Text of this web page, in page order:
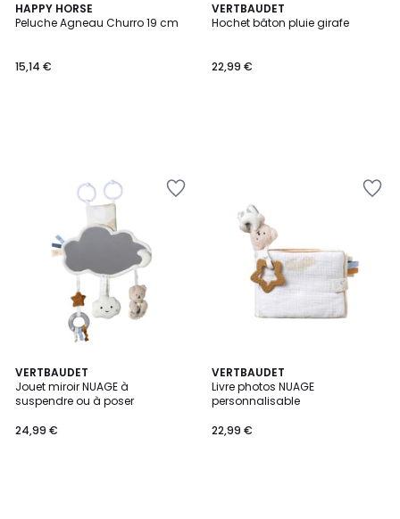
HAPPY HORSE
Peluche Agneau Churro 19 cm
15,14 €
VERTBAUDET
Hochet bâton pluie girafe
22,99 €
VERTBAUDET
Jouet miroir NUAGE à
suspendre ou à poser
24,99 €
VERTBAUDET
Livre photos NUAGE
personnalisable
22,99 €